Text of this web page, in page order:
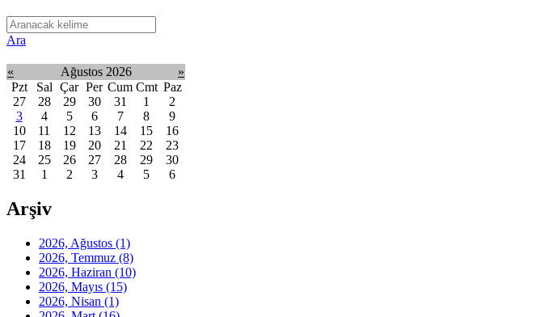
Ara
« Ağustos 2026
»
Pzt
Sal Çar Per Cum Cmt Paz
27
28 29 30 31 1
2
3
4 5 6 7 8
9
10
11 12 13 14 15
16
17
18 19 20 21 22
23
24
25 26 27 28 29
30
31
1 2 3 4 5 6
Arşiv
2026, Ağustos (1)
2026, Temmuz (8)
2026, Haziran (10)
2026, Mayıs (15)
2026, Nisan (1)